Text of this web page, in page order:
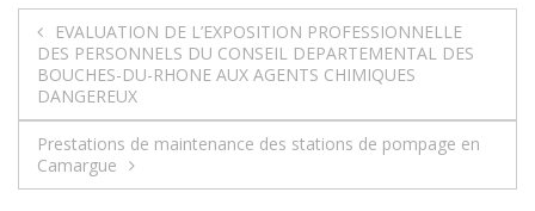
Navigation
de
l’article
EVALUATION DE L’EXPOSITION PROFESSIONNELLE
DES PERSONNELS DU CONSEIL DEPARTEMENTAL DES
BOUCHES-DU-RHONE AUX AGENTS CHIMIQUES
DANGEREUX
Prestations de maintenance des stations de pompage en
Camargue